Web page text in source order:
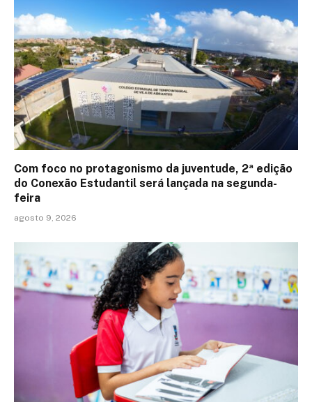
Com foco no protagonismo da juventude, 2ª edição
do Conexão Estudantil será lançada na segunda-
feira
agosto 9, 2026